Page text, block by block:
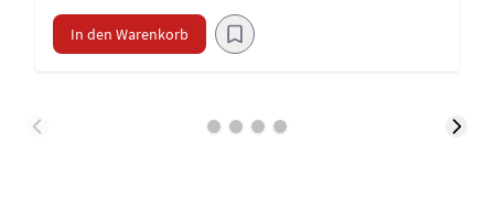
In den Warenkorb